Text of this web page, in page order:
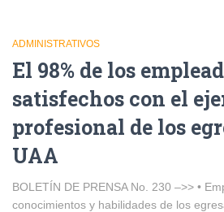
ADMINISTRATIVOS
El 98% de los
satisfechos con el
profesional de los
UAA
BOLETÍN DE PRENSA No. 230 –>> •
conocimientos y habilidades de los